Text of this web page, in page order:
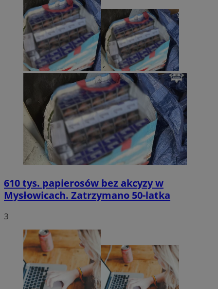
610 tys. papierosów bez akcyzy w
Mysłowicach. Zatrzymano 50-latka
3